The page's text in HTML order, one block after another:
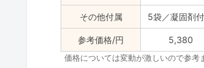
その他付属 5袋／凝固剤
参考価格/円 5,380
価格については変動が激しいので参考